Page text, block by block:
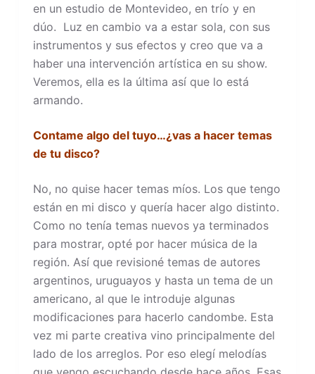
en un estudio de Montevideo, en trío y en
dúo. Luz en cambio va a estar sola, con sus
instrumentos y sus efectos y creo que va a
haber una intervención artística en su show.
Veremos, ella es la última así que lo está
armando.
Contame algo del tuyo…¿vas a hacer temas
de tu disco?
No, no quise hacer temas míos. Los que tengo
están en mi disco y quería hacer algo distinto.
Como no tenía temas nuevos ya terminados
para mostrar, opté por hacer música de la
región. Así que revisioné temas de autores
argentinos, uruguayos y hasta un tema de un
americano, al que le introduje algunas
modificaciones para hacerlo candombe. Esta
vez mi parte creativa vino principalmente del
lado de los arreglos. Por eso elegí melodías